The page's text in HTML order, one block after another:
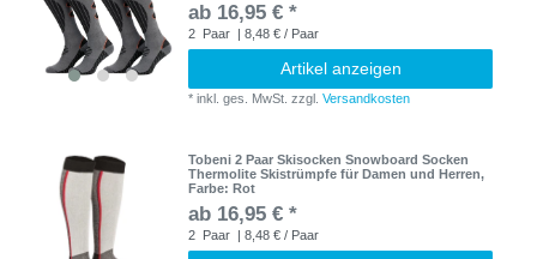
ab 16,95 € *
2 Paar | 8,48 € / Paar
Artikel anzeigen
*inkl. ges. MwSt. zzgl.Versandkosten
Tobeni 2 Paar Skisocken Snowboard Socken
Thermolite Skistrümpfe für Damen und Herren,
Farbe: Rot
ab 16,95 € *
2 Paar | 8,48 € / Paar